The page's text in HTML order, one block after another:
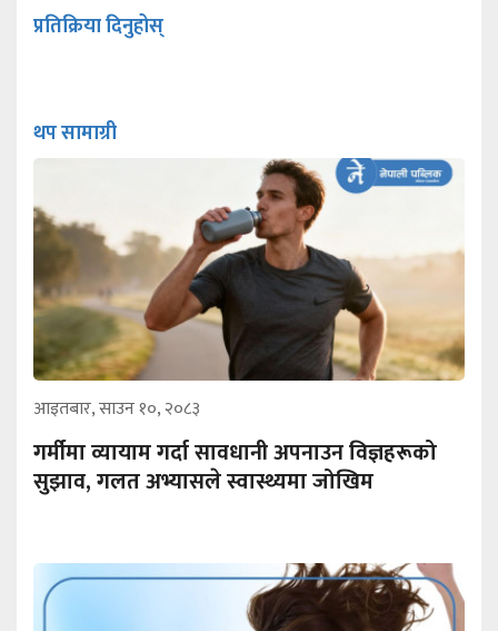
प्रतिक्रिया दिनुहोस्
थप सामाग्री
आइतबार, साउन १०, २०८३
गर्मीमा व्यायाम गर्दा सावधानी अपनाउन विज्ञहरूको
सुझाव, गलत अभ्यासले स्वास्थ्यमा जोखिम